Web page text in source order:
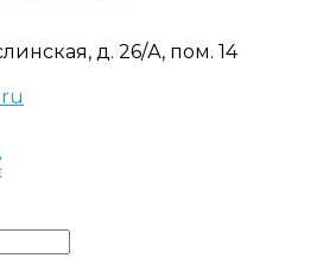
д. 26/А, пом. 14